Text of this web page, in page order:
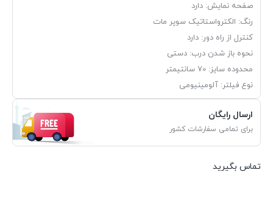
صفحه نمایش: دارد
رنگ: الکترواستاتیک سوپر مات
کنترل از راه دور: دارد
نحوه باز شدن درب: دستی
محدوده سایز: 70 سانتیمتر
نوع فیلتر: آلومینیومی
ارسال رایگان
برای تمامی سفارشات کشور
تماس بگیرید